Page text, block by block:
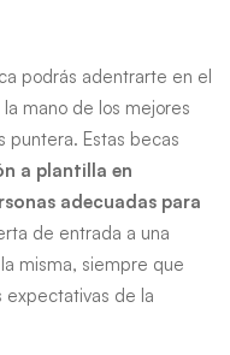
podrás adentrarte en el
mano de los mejores
puntera. Estas becas
a plantilla en
adecuadas para
de entrada a una
misma, siempre que
expectativas de la